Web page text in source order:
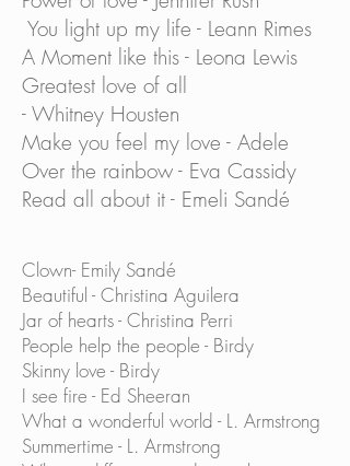
You light up my life - Leann Rimes
A Moment like this - Leona Lewis
Greatest love of all
- Whitney Housten
Make you feel my love - Adele
Over the rainbow - Eva Cassidy
Read all about it - Emeli Sandé
Clown- Emily Sandé
Beautiful - Christina Aguilera
Jar of hearts - Christina Perri
People help the people - Birdy
Skinny love - Birdy
I see fire - Ed Sheeran
What a wonderful world - L. Armstrong
Summertime - L. Armstrong